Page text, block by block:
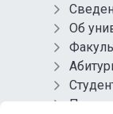
Об